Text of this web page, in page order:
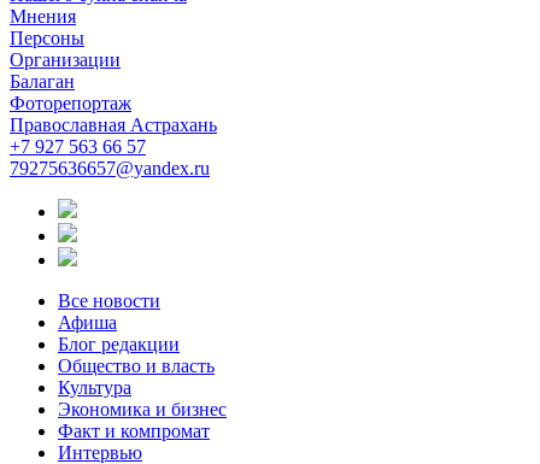
Мнения
Персоны
Организации
Балаган
Фоторепортаж
Православная Астрахань
+7 927 563 66 57
79275636657@yandex.ru
Все новости
Афиша
Блог редакции
Общество и власть
Культура
Экономика и бизнес
Факт и компромат
Интервью